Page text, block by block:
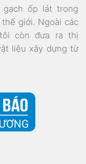
gạch ốp lát trong
giới. Ngoài các
còn đưa ra thị
liệu xây dựng từ